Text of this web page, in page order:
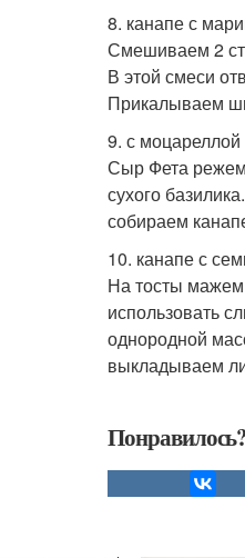
8. канапе с
Смешиваем 2
В этой смеси
Прикалываем
9. с
Сыр Фета режем
сухого
собираем
10. канапе с
На тосты мажем
использовать
однородной
выкладываем